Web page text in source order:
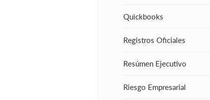
Quickbooks
Registros Oficiales
Resúmen Ejecutivo
Riesgo Empresarial